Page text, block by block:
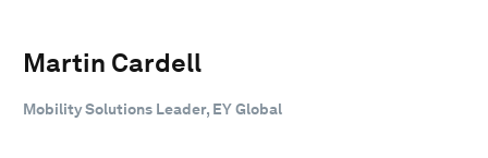
Martin Cardell
Mobility Solutions Leader, EY Global